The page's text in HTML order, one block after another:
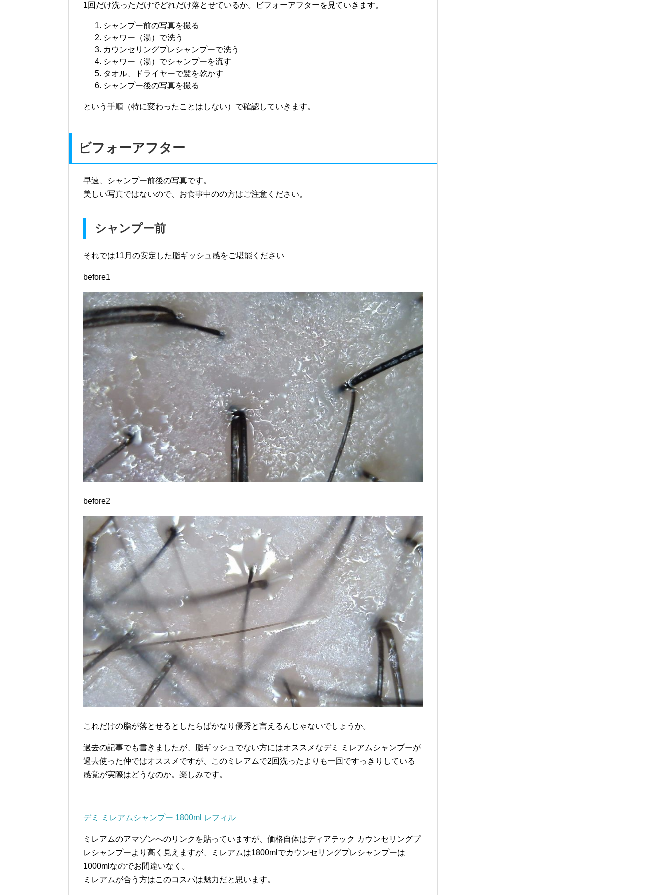
1回だけ洗っただけでどれだけ落とせているか。ビフォーアフターを見ていきます。
シャンプー前の写真を撮る
シャワー（湯）で洗う
カウンセリングプレシャンプーで洗う
シャワー（湯）でシャンプーを流す
タオル、ドライヤーで髪を乾かす
シャンプー後の写真を撮る
という手順（特に変わったことはしない）で確認していきます。
ビフォーアフター
早速、シャンプー前後の写真です。
美しい写真ではないので、お食事中のの方はご注意ください。
シャンプー前
それでは11月の安定した脂ギッシュ感をご堪能ください
before1
before2
これだけの脂が落とせるとしたらばかなり優秀と言えるんじゃないでしょうか。
過去の記事でも書きましたが、脂ギッシュでない方にはオススメなデミ ミレアムシャンプーが
過去使った仲ではオススメですが、このミレアムで2回洗ったよりも一回ですっきりしている
感覚が実際はどうなのか。楽しみです。
デミ ミレアムシャンプー 1800ml レフィル
ミレアムのアマゾンへのリンクを貼っていますが、価格自体はディアテック カウンセリングプ
レシャンプーより高く見えますが、ミレアムは1800mlでカウンセリングプレシャンプーは
1000mlなのでお間違いなく。
ミレアムが合う方はこのコスパは魅力だと思います。